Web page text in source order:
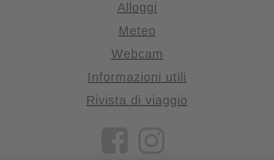
Alloggi
Meteo
Webcam
Informazioni utili
Rivista di viaggio